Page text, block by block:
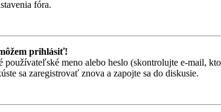
fóra.
prihlásiť!
meno alebo heslo (skontrolujte e-mail,
sa zaregistrovať znova a zapojte sa do diskusie.